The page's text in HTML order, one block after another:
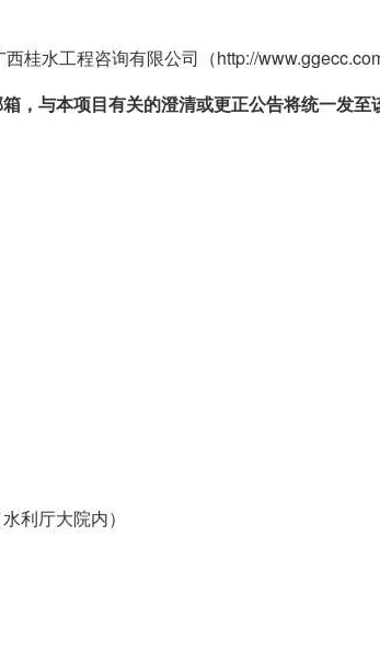
桂水工程咨询有限公司（http://www.ggecc.com
，与本项目有关的澄清或更正公告将统一发至
利厅大院内）